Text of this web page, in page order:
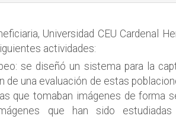
Universidad CEU Cardenal
actividades:
se diseñó un sistema para la
de una evaluación de estas
que tomaban imágenes de forma
que han sido